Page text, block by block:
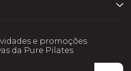
e promoções
da Pure Pilates